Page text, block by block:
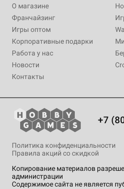
О магазине
Франчайзинг
Игры оптом
Корпоративные подарки
Работа у нас
Новости
Контакты
+7
Копирование материалов
администрации
Содержимое сайта не является
Политика конфиденциальности
Правила акций со скидкой